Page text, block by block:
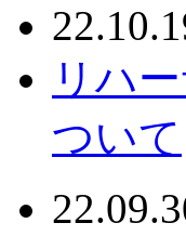
リハ
ついて